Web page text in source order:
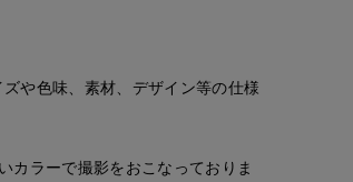
や色味、素材、デザイン等の仕様
カラーで撮影をおこなっておりま